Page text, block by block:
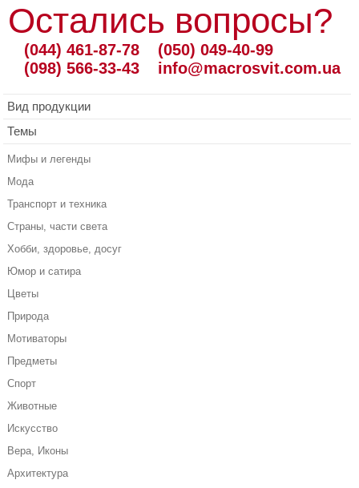
Остались вопросы?
(044) 461-87-78
(098) 566-33-43
(050) 049-40-99
info@macrosvit.com.ua
Вид продукции
Темы
Мифы и легенды
Мода
Транспорт и техника
Страны, части света
Хобби, здоровье, досуг
Юмор и сатира
Цветы
Природа
Мотиваторы
Предметы
Спорт
Животные
Искусство
Вера, Иконы
Архитектура